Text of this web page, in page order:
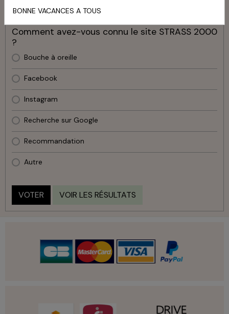
Sondage
Comment avez-vous connu le site STRASS 2000
?
Bouche à oreille
Facebook
Instagram
Recherche sur Google
Recommandation
Autre
VOTER VOIR LES RÉSULTATS
BONNE VACANCES A TOUS